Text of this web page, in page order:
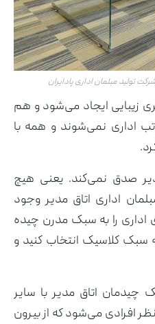
تولید مبلمان اداری پادایران
زیبایی ایجاد می‌شود و هم
اداری نمی‌شوند و همه با
صدق نمی‌کند. یعنی هیچ
اداری اتاق مدیر وجود
اداری را به سبک مدرن چیده
سبک کلاسیک انتخاب کنید و
اتاق مدیر با سایر
افرادی می‌شود که از بیرون